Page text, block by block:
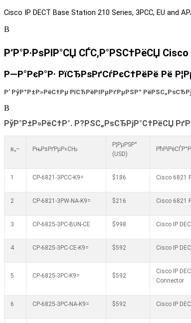
Cisco IP DECT Base Station 210 Series, 3PCC, EU
В
Р‘Р°Р·РѕРІР°СЏ СЃС‚Р°РЅС†РёСЏ
Р—Р°РєР°Р· РїСЂРѕРґСѓРєС†РёРё Рё
Р’ РўР°Р±Р»РёС†Рµ РїСЂРёРІРµРґРµРЅР°
В
РўР°Р±Р»РёС†Р°. Р?РЅС„РѕСЂРјР°С†РёСЏ
в„– РњРѕРґРµР»СЊ
Р¦РµРЅР°
(USD)
1 CP-6821-3PCC-K9= $186 Cisco 6821
2 CP-6821-3PW-NA-K9= $216 Cisco 6821
3 CP-6825-3PC-BUN-CE $998 Cisco IP
4 CP-6825-3PC-CE-K9= $592 Cisco IP
5 CP-6825-3PC-K9= $592
Cisco IP
Connector
6 CP-6825-3PC-NA-K9= $592 Cisco IP